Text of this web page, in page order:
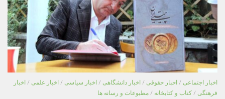
اخبار اجتماعی / اخبار حقوقی / اخبار دانشگاهی / اخبار سیاسی / اخبار علمی / اخبار
فرهنگی / کتاب و کتابخانه / مطبوعات و رسانه ها